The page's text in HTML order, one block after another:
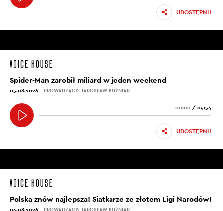
UDOSTĘPNIJ
Spider-Man zarobił miliard w jeden weekend
05.08.2026 PROWADZĄCY: JAROSŁAW KUŹNIAR
00:00 / 04:54
UDOSTĘPNIJ
Polska znów najlepsza! Siatkarze ze złotem Ligi Narodów!
04.08.2026 PROWADZĄCY: JAROSŁAW KUŹNIAR